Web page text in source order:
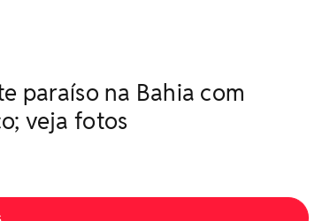
paraíso na Bahia com
veja fotos